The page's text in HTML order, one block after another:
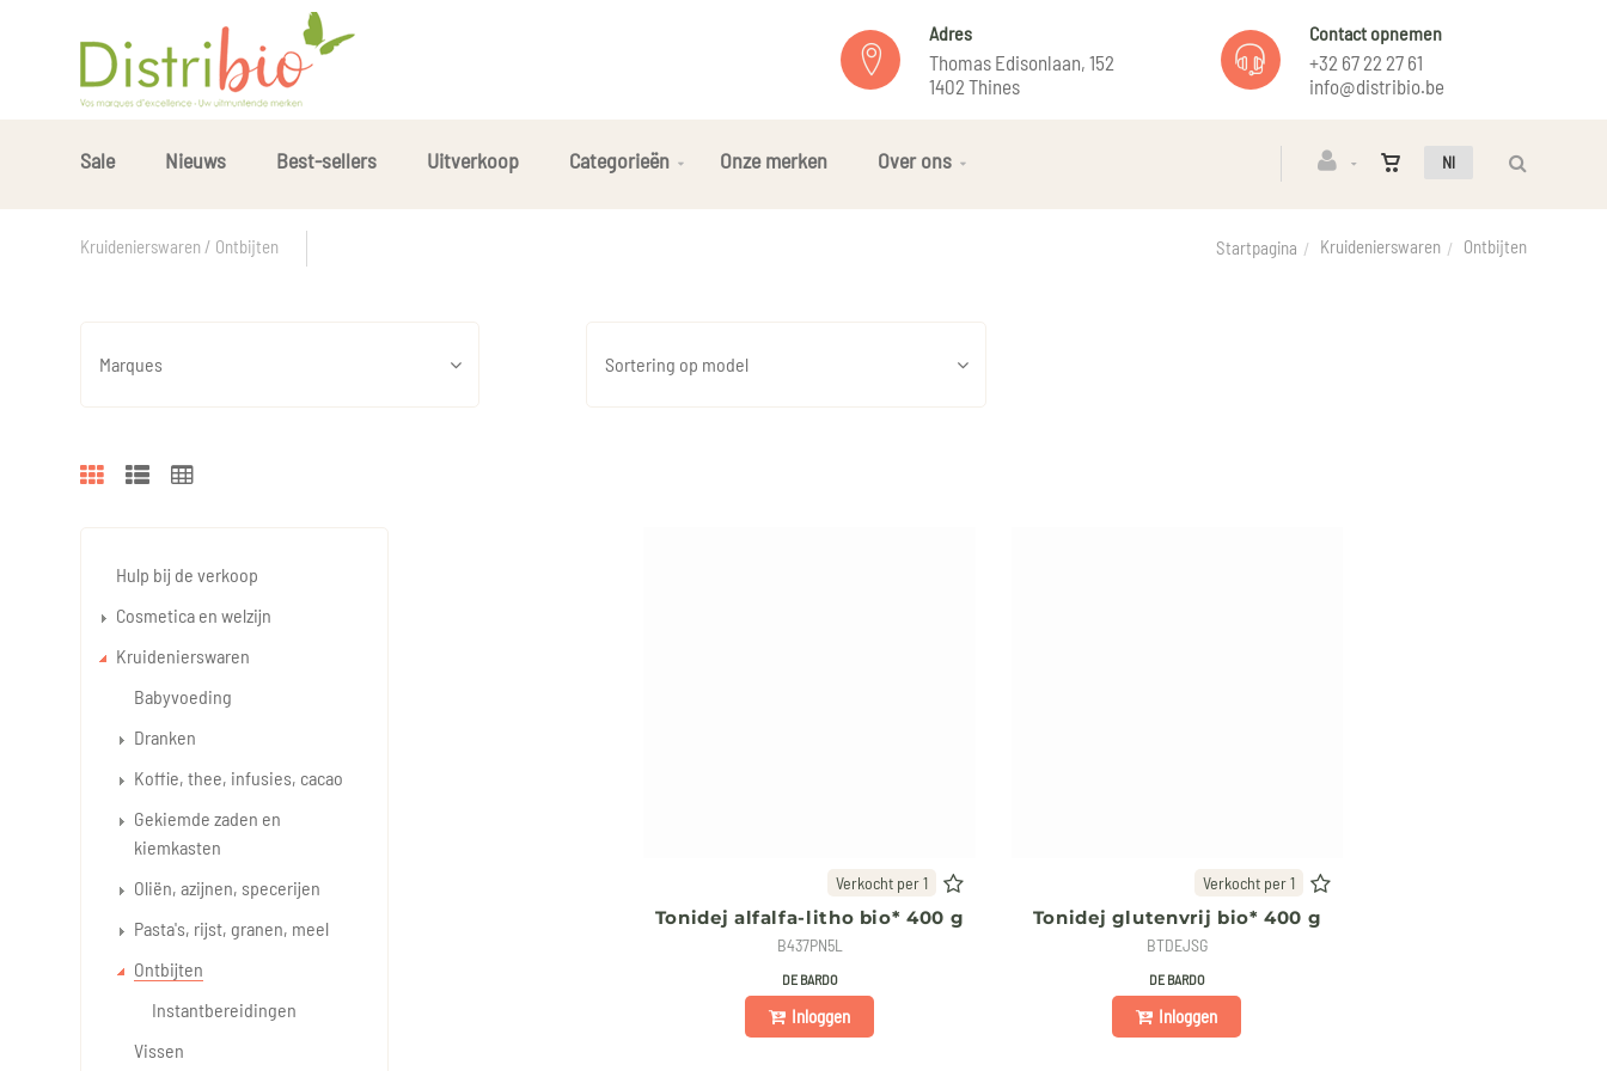
Adres
Thomas Edisonlaan, 152
1402 Thines
Contact opnemen
+32 67 22 27 61
info@distribio.be
Nl
Sale Nieuws Best-sellers Uitverkoop Categorieën Onze merken Over ons
Kruidenierswaren / Ontbijten Startpagina Kruidenierswaren Ontbijten
Marques Sortering op model
Verkocht per 1
Tonidej alfalfa-litho bio* 400 g
B437PN5L
DE BARDO
Inloggen
Verkocht per 1
Tonidej glutenvrij bio* 400 g
BTDEJSG
DE BARDO
Inloggen
Hulp bij de verkoop
Cosmetica en welzijn
Kruidenierswaren
Babyvoeding
Dranken
Koffie, thee, infusies, cacao
Gekiemde zaden en
kiemkasten
Oliën, azijnen, specerijen
Pasta's, rijst, granen, meel
Ontbijten
Instantbereidingen
Vissen